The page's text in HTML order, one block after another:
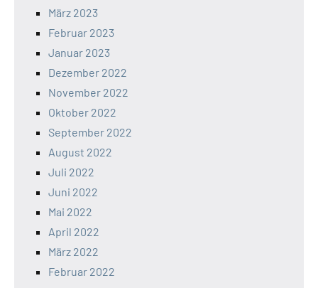
März 2023
Februar 2023
Januar 2023
Dezember 2022
November 2022
Oktober 2022
September 2022
August 2022
Juli 2022
Juni 2022
Mai 2022
April 2022
März 2022
Februar 2022